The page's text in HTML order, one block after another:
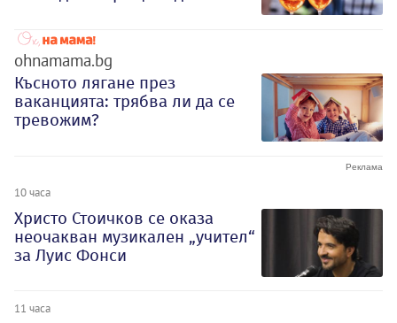
ohnamama.bg
Късното лягане през
ваканцията: трябва ли да се
тревожим?
10 часа
Христо Стоичков се оказа
неочакван музикален „учител“
за Луис Фонси
11 часа